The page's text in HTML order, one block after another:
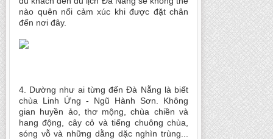
nào quên nổi cảm xúc khi được đặt chân
đến nơi đây.
4. Dường như ai từng đến Đà Nẵng là biết
chùa Linh Ứng - Ngũ Hành Sơn. Không
gian huyền ảo, thơ mộng, chùa chiền và
hang động, cây cỏ và tiếng chuông chùa,
sóng vỗ và những dằng dặc nghìn trùng...